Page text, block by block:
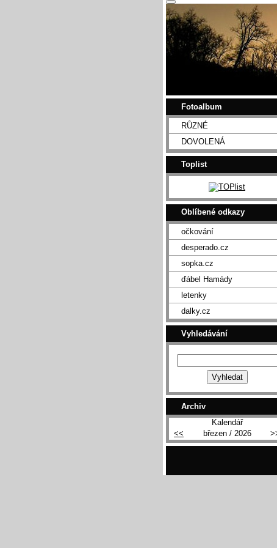
Fotoalbum
RŮZNÉ
DOVOLENÁ
Toplist
Oblíbené odkazy
očkování
desperado.cz
sopka.cz
ďábel Hamády
letenky
dalky.cz
Vyhledávání
Archiv
Kalendář
<<
březen / 2026